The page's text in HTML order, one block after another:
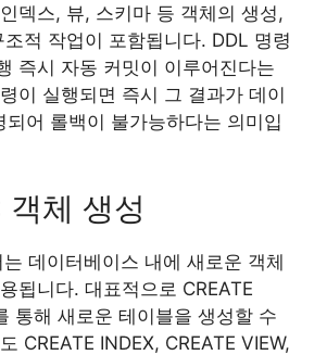
덱스, 뷰, 스키마 등 객체의 생성,
적 작업이 포함됩니다. DDL 명령
즉시 자동 커밋이 이루어진다는
이 실행되면 즉시 그 결과가 데이
되어 롤백이 불가능하다는 의미입
객체 생성
는 데이터베이스 내에 새로운 객체
됩니다. 대표적으로 CREATE
통해 새로운 테이블을 생성할 수
CREATE INDEX, CREATE VIEW,